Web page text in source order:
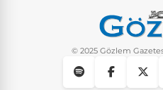
© 2025 Gözlem